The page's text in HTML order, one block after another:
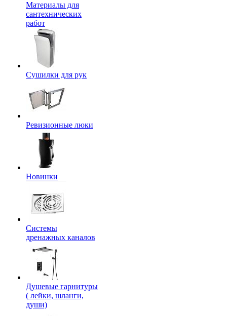
Материалы для
сантехнических
работ
Сушилки для рук
Ревизионные люки
Новинки
Системы
дренажных каналов
Душевые гарнитуры
( лейки, шланги,
души)